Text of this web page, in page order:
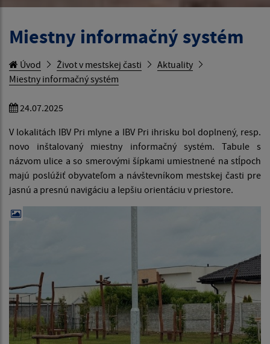
Miestny informačný systém
Úvod Život v mestskej časti
Aktuality
Miestny informačný systém
24.07.2025
V lokalitách IBV Pri mlyne a IBV Pri ihrisku bol doplnený, resp.
novo inštalovaný miestny informačný systém. Tabule s
názvom ulice a so smerovými šípkami umiestnené na stĺpoch
majú poslúžiť obyvateľom a návštevníkom mestskej časti pre
jasnú a presnú navigáciu a lepšiu orientáciu v priestore.